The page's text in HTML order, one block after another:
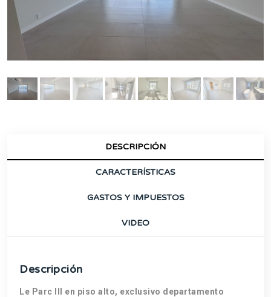
DESCRIPCIÓN
CARACTERÍSTICAS
GASTOS Y IMPUESTOS
VIDEO
Descripción
Le Parc III en piso alto, exclusivo departamento